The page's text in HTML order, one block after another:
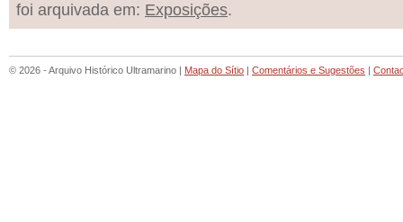
foi arquivada em: Exposições.
© 2026 - Arquivo Histórico Ultramarino | Mapa do Sítio | Comentários e Sugestões |